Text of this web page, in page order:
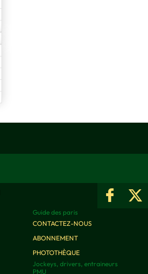
Guide des paris
CONTACTEZ-NOUS
ABONNEMENT
PHOTOTHÈQUE
Jockeys, drivers, entraineurs
PMU